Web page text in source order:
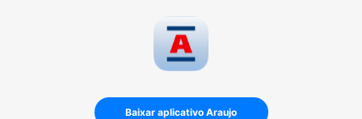
Baixar aplicativo Araujo